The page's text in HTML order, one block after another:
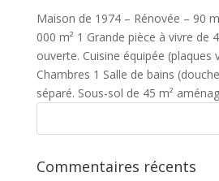
Maison de 1974 – Rénovée – 90
000 m² 1 Grande pièce à vivre de
ouverte. Cuisine équipée (plaques
Chambres 1 Salle de bains
séparé. Sous-sol de 45 m²
Commentaires récents